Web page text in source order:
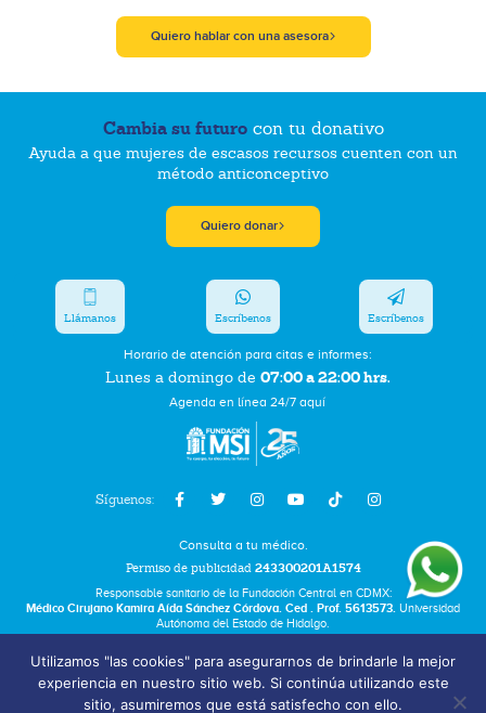
Quiero hablar con una asesora
Cambia su futurocon tu donativo
Ayuda a que mujeres de escasos recursos cuenten con un
método anticonceptivo
Quiero donar
Síguenos:
Horario de atención para citas e informes:
Lunes a domingo de 07:00 a 22:00 hrs.
Agenda en línea 24/7 aquí
Llámanos Escríbenos Escríbenos
Consulta a tu médico.
Permiso de publicidad 243300201A1574
Responsable sanitario de la Fundación Central en CDMX:
Médico Cirujano Kamira Aída Sánchez Córdova. Ced . Prof. 5613573. Universidad
Autónoma del Estado de Hidalgo.
Términos y Condiciones
Bolsa de Trabajo
Utilizamos "las cookies" para asegurarnos de brindarle la mejor
experiencia en nuestro sitio web. Si continúa utilizando este
sitio, asumiremos que está satisfecho con ello.